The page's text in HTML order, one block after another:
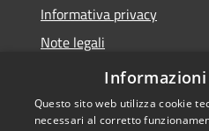
Informativa privacy
Note legali
Dichiarazione di accessibilità
Questo sito web utilizza cookie
necessari al corretto